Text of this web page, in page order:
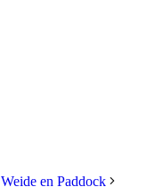
Weide en Paddock